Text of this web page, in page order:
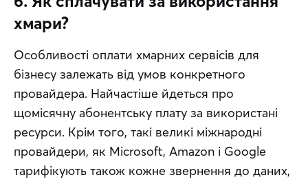
хмари?
Особливості оплати хмарних сервісів для
бізнесу залежать від умов конкретного
провайдера. Найчастіше йдеться про
щомісячну абонентську плату за використані
ресурси. Крім того, такі великі міжнародні
провайдери, як Microsoft, Amazon і Google
тарифікують також кожне звернення до даних,